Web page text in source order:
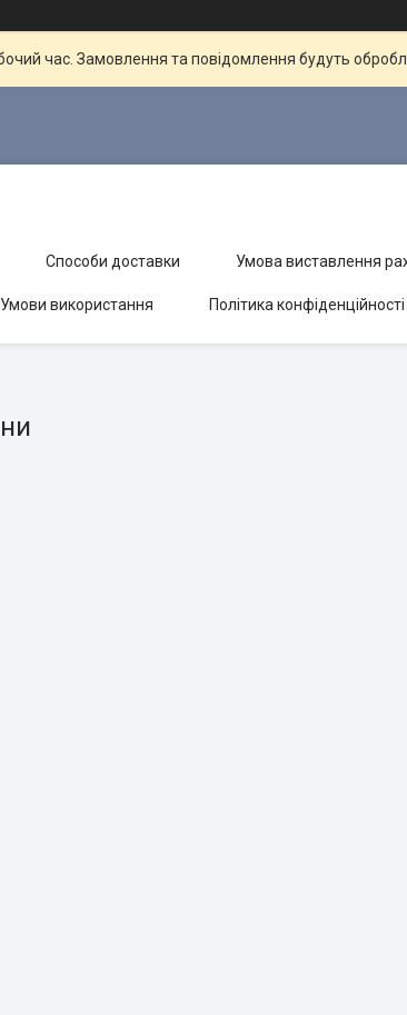
час. Замовлення та повідомлення будуть
Способи доставки Умова виставлення
Умови використання Політика конфіденційності